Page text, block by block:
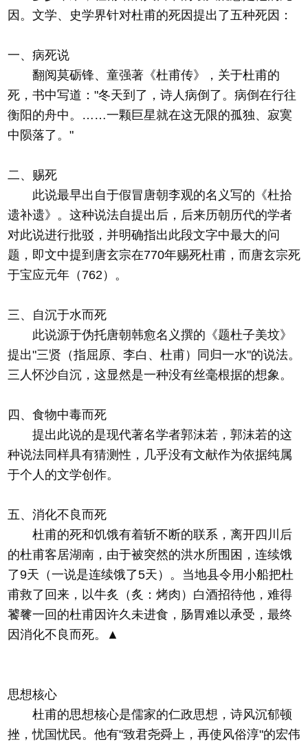
因。文学、史学界针对杜甫的死因提出了五种死因：
一、病死说
翻阅莫砺锋、童强著《杜甫传》，关于杜甫的
死，书中写道："冬天到了，诗人病倒了。病倒在行往
衡阳的舟中。……一颗巨星就在这无限的孤独、寂寞
中陨落了。"
二、赐死
此说最早出自于假冒唐朝李观的名义写的《杜拾
遗补遗》。这种说法自提出后，后来历朝历代的学者
对此说进行批驳，并明确指出此段文字中最大的问
题，即文中提到唐玄宗在770年赐死杜甫，而唐玄宗死
于宝应元年（762）。
三、自沉于水而死
此说源于伪托唐朝韩愈名义撰的《题杜子美坟》
提出"三贤（指屈原、李白、杜甫）同归一水"的说法。
三人怀沙自沉，这显然是一种没有丝毫根据的想象。
四、食物中毒而死
提出此说的是现代著名学者郭沫若，郭沫若的这
种说法同样具有猜测性，几乎没有文献作为依据纯属
于个人的文学创作。
五、消化不良而死
杜甫的死和饥饿有着斩不断的联系，离开四川后
的杜甫客居湖南，由于被突然的洪水所围困，连续饿
了9天（一说是连续饿了5天）。当地县令用小船把杜
甫救了回来，以牛炙（炙：烤肉）白酒招待他，难得
饕餮一回的杜甫因许久未进食，肠胃难以承受，最终
因消化不良而死。▲
思想核心
杜甫的思想核心是儒家的仁政思想，诗风沉郁顿
挫，忧国忧民。他有"致君尧舜上，再使风俗淳"的宏伟